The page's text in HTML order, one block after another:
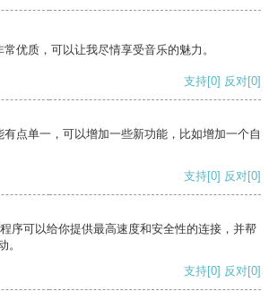
优质，可以让我尽情享受音乐的魅力。
支持[0] 反对[0]
点单一，可以增加一些新功能，比如增加一个自
支持[0] 反对[0]
序可以给你提供最高速度和安全性的连接，并帮
。
支持[0] 反对[0]